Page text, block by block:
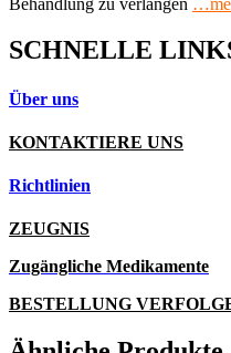
SCHNELLE
Über uns
KONTAKTIERE UNS
Richtlinien
ZEUGNIS
Zugängliche Medikamente
BESTELLUNG